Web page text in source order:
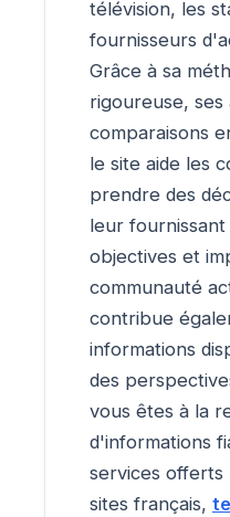
télévision, les
fournisseurs
Grâce à sa
rigoureuse, ses
comparaisons
le site aide les
prendre des
leur
objectives et
communauté
contribue
informations
des
vous êtes à la
d'informations
services offerts
sites français,